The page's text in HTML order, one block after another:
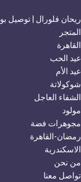
ريحان فلورال | توصيل
المتجر
القاهرة
عيد الحب
عيد الأم
شوكولاتة
الشفاء العاجل
مولود
مجوهرات فضة
رمضان-القاهرة
الاسكندرية
من نحن
تواصل معنا